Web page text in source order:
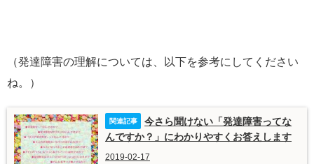
（発達障害の理解については、以下を参考にしてください
ね。）
今さら聞けない「発達障害ってな
んですか？」にわかりやすくお答えします
2019-02-17